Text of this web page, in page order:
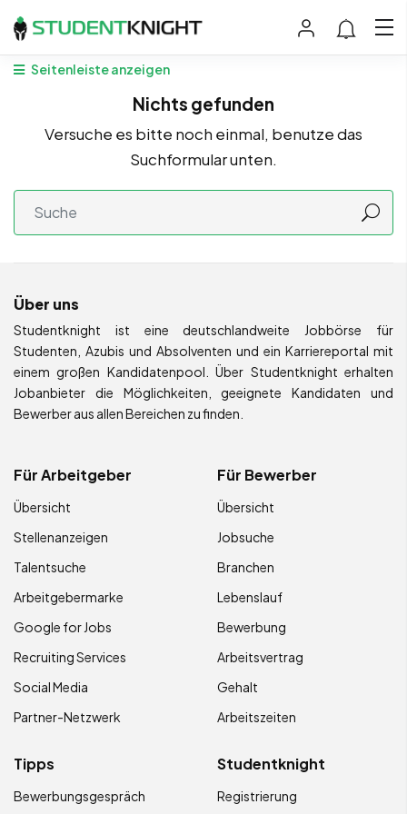
Seitenleiste anzeigen
Nichts gefunden
Versuche es bitte noch einmal, benutze das
Suchformular unten.
Über uns
Studentknight ist eine deutschlandweite Jobbörse für
Studenten, Azubis und Absolventen und ein Karriereportal mit
einem großen Kandidatenpool. Über Studentknight erhalten
Jobanbieter die Möglichkeiten, geeignete Kandidaten und
Bewerber aus allen Bereichen zu finden.
Für Arbeitgeber
Übersicht
Stellenanzeigen
Talentsuche
Arbeitgebermarke
Google for Jobs
Recruiting Services
Social Media
Partner-Netzwerk
Für Bewerber
Übersicht
Jobsuche
Branchen
Lebenslauf
Bewerbung
Arbeitsvertrag
Gehalt
Arbeitszeiten
Tipps
Bewerbungsgespräch
Studentknight
Registrierung